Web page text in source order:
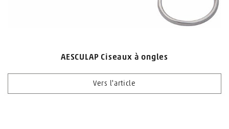
AESCULAP Ciseaux à ongles
Vers l'article